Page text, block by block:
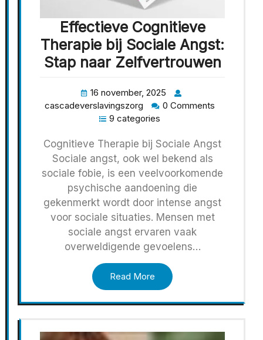
Effectieve Cognitieve
Therapie bij Sociale Angst:
Stap naar Zelfvertrouwen
16 november, 2025
cascadeverslavingszorg
0 Comments
9 categories
Cognitieve Therapie bij Sociale Angst
Sociale angst, ook wel bekend als
sociale fobie, is een veelvoorkomende
psychische aandoening die
gekenmerkt wordt door intense angst
voor sociale situaties. Mensen met
sociale angst ervaren vaak
overweldigende gevoelens…
Read More